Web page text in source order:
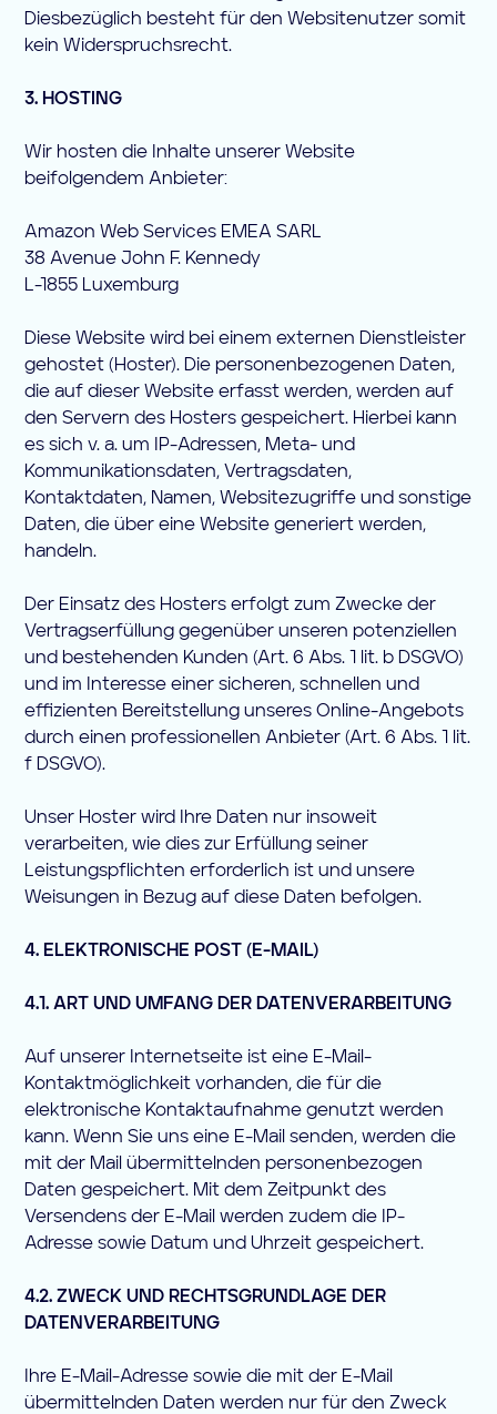
Diesbezüglich besteht für den Websitenutzer somit
kein Widerspruchsrecht.
3. HOSTING
Wir hosten die Inhalte unserer Website
beifolgendem Anbieter:
Amazon Web Services EMEA SARL
38 Avenue John F. Kennedy
L-1855 Luxemburg
Diese Website wird bei einem externen Dienstleister
gehostet (Hoster). Die personenbezogenen Daten,
die auf dieser Website erfasst werden, werden auf
den Servern des Hosters gespeichert. Hierbei kann
es sich v. a. um IP-Adressen, Meta- und
Kommunikationsdaten, Vertragsdaten,
Kontaktdaten, Namen, Websitezugriffe und sonstige
Daten, die über eine Website generiert werden,
handeln.
Der Einsatz des Hosters erfolgt zum Zwecke der
Vertragserfüllung gegenüber unseren potenziellen
und bestehenden Kunden (Art. 6 Abs. 1 lit. b DSGVO)
und im Interesse einer sicheren, schnellen und
effizienten Bereitstellung unseres Online-Angebots
durch einen professionellen Anbieter (Art. 6 Abs. 1 lit.
f DSGVO).
Unser Hoster wird Ihre Daten nur insoweit
verarbeiten, wie dies zur Erfüllung seiner
Leistungspflichten erforderlich ist und unsere
Weisungen in Bezug auf diese Daten befolgen.
4. ELEKTRONISCHE POST (E-MAIL)
4.1. ART UND UMFANG DER DATENVERARBEITUNG
Auf unserer Internetseite ist eine E-Mail-
Kontaktmöglichkeit vorhanden, die für die
elektronische Kontaktaufnahme genutzt werden
kann. Wenn Sie uns eine E-Mail senden, werden die
mit der Mail übermittelnden personenbezogen
Daten gespeichert. Mit dem Zeitpunkt des
Versendens der E-Mail werden zudem die IP-
Adresse sowie Datum und Uhrzeit gespeichert.
4.2. ZWECK UND RECHTSGRUNDLAGE DER
DATENVERARBEITUNG
Ihre E-Mail-Adresse sowie die mit der E-Mail
übermittelnden Daten werden nur für den Zweck